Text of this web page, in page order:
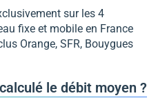
sur les 4
fixe et mobile en France
Orange, SFR, Bouygues
le débit moyen ?